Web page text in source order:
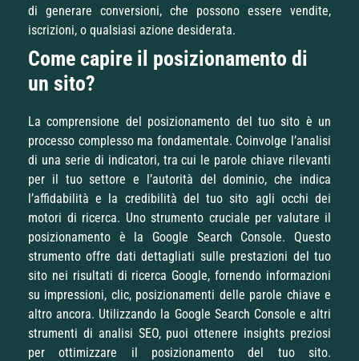
di generare conversioni, che possono essere vendite,
iscrizioni, o qualsiasi azione desiderata.
Come capire il posizionamento di
un sito?
La comprensione del posizionamento del tuo sito è un
processo complesso ma fondamentale. Coinvolge l’analisi
di una serie di indicatori, tra cui le parole chiave rilevanti
per il tuo settore e l’autorità del dominio, che indica
l’affidabilità e la credibilità del tuo sito agli occhi dei
motori di ricerca. Uno strumento cruciale per valutare il
posizionamento è la Google Search Console. Questo
strumento offre dati dettagliati sulle prestazioni del tuo
sito nei risultati di ricerca Google, fornendo informazioni
su impressioni, clic, posizionamenti delle parole chiave e
altro ancora. Utilizzando la Google Search Console e altri
strumenti di analisi SEO, puoi ottenere insights preziosi
per ottimizzare il posizionamento del tuo sito.